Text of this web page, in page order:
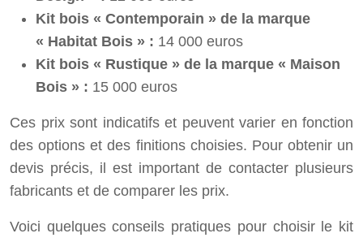
Kit bois « Contemporain » de la marque
« Habitat Bois » : 14 000 euros
Kit bois « Rustique » de la marque « Maison
Bois » : 15 000 euros
Ces prix sont indicatifs et peuvent varier en fonction
des options et des finitions choisies. Pour obtenir un
devis précis, il est important de contacter plusieurs
fabricants et de comparer les prix.
Voici quelques conseils pratiques pour choisir le kit